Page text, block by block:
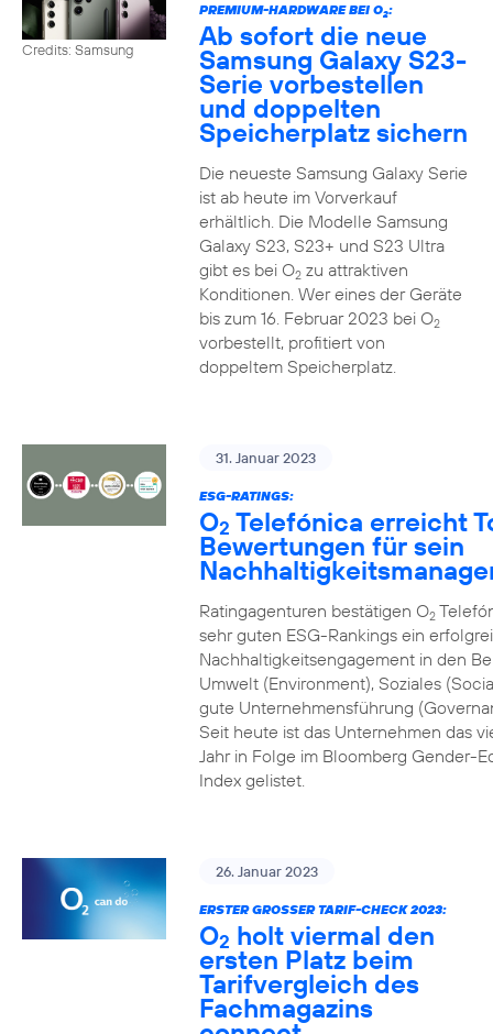
Credits: Samsung
PREMIUM-HARDWARE BEI O2:
Ab sofort die neue
Samsung Galaxy S23-
Serie vorbestellen
und doppelten
Speicherplatz sichern
Die neueste Samsung Galaxy Serie
ist ab heute im Vorverkauf
erhältlich. Die Modelle Samsung
Galaxy S23, S23+ und S23 Ultra
gibt es bei O2zu attraktiven
Konditionen. Wer eines der Geräte
bis zum 16. Februar 2023 bei O2
vorbestellt, profitiert von
doppeltem Speicherplatz.
31. Januar 2023
ESG-RATINGS:
O2 Telefónica erreicht
Bewertungen für sein
Ratingagenturen bestätigen O2
sehr guten ESG-Rankings ein
Nachhaltigkeitsengagement in den
Umwelt (Environment), Soziales
gute Unternehmensführung
Seit heute ist das Unternehmen das
Jahr in Folge im Bloomberg Gender-
Index gelistet.
26. Januar 2023
ERSTER GROSSER TARIF-CHECK 2023:
O2 holt viermal den
ersten Platz beim
Tarifvergleich des
Fachmagazins